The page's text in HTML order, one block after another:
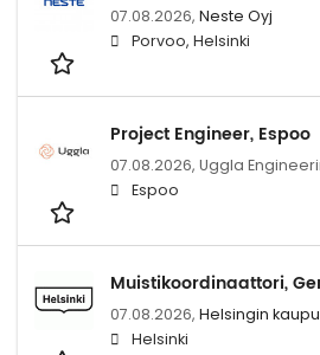
07.08.2026, Neste Oyj
Porvoo, Helsinki
Project Engineer, Espoo
07.08.2026, Uggla
Espoo
Muistikoordinaattori,
07.08.2026, Helsingin
Helsinki